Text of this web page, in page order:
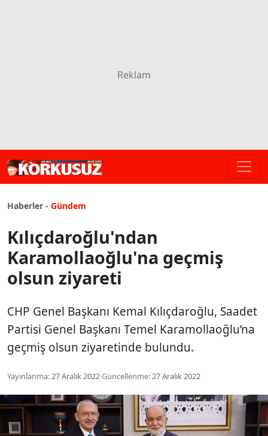
Haberler - Gündem
Kılıçdaroğlu'ndan
Karamollaoğlu'na geçmiş
olsun ziyareti
CHP Genel Başkanı Kemal Kılıçdaroğlu, Saadet
Partisi Genel Başkanı Temel Karamollaoğlu’na
geçmiş olsun ziyaretinde bulundu.
Yayınlanma:27 Aralık 2022Güncellenme:27 Aralık 2022